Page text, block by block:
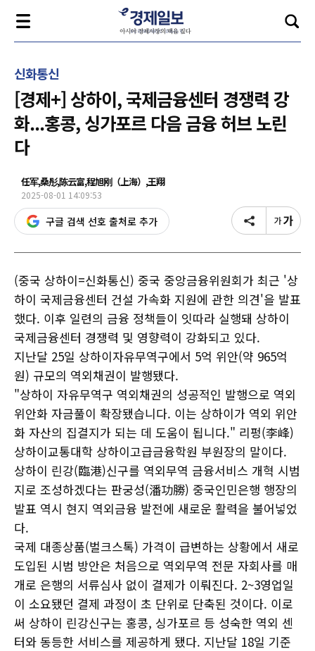
신화통신
[경제+] 상하이, 국제금융센터 경쟁력 강
화...홍콩, 싱가포르 다음 금융 허브 노린
다
任军,桑彤,陈云富,程旭刚（上海）,王翔
2025-08-01 14:09:53
구글 검색 선호 출처로 추가
(중국 상하이=신화통신) 중국 중앙금융위원회가 최근 '상
하이 국제금융센터 건설 가속화 지원에 관한 의견'을 발표
했다. 이후 일련의 금융 정책들이 잇따라 실행돼 상하이
국제금융센터 경쟁력 및 영향력이 강화되고 있다.
지난달 25일 상하이자유무역구에서 5억 위안(약 965억
원) 규모의 역외채권이 발행됐다.
"상하이 자유무역구 역외채권의 성공적인 발행으로 역외
위안화 자금풀이 확장됐습니다. 이는 상하이가 역외 위안
화 자산의 집결지가 되는 데 도움이 됩니다." 리펑(李峰)
상하이교통대학 상하이고급금융학원 부원장의 말이다.
상하이 린강(臨港)신구를 역외무역 금융서비스 개혁 시범
지로 조성하겠다는 판궁성(潘功勝) 중국인민은행 행장의
발표 역시 현지 역외금융 발전에 새로운 활력을 불어넣었
다.
국제 대종상품(벌크스톡) 가격이 급변하는 상황에서 새로
도입된 시범 방안은 처음으로 역외무역 전문 자회사를 매
개로 은행의 서류심사 없이 결제가 이뤄진다. 2~3영업일
이 소요됐던 결제 과정이 초 단위로 단축된 것이다. 이로
써 상하이 린강신구는 홍콩, 싱가포르 등 성숙한 역외 센
터와 동등한 서비스를 제공하게 됐다. 지난달 18일 기준